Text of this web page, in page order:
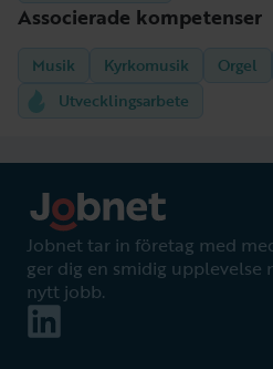
Associerade kompetenser
Musik Kyrkomusik Orgel
Utvecklingsarbete
Jobnet tar in företag med
ger dig en smidig upplevelse
nytt jobb.